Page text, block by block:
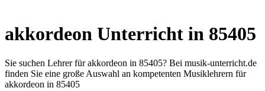
akkordeon Unterricht in 85405
Sie suchen Lehrer für akkordeon in 85405? Bei musik-unterricht.de
finden Sie eine große Auswahl an kompetenten Musiklehrern für
akkordeon in 85405